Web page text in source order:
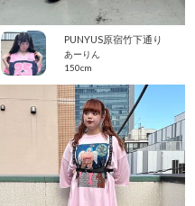
PUNYUS原宿竹下通り
あーりん
150cm